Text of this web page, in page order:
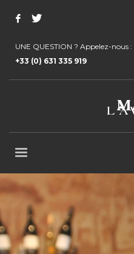
UNE QUESTION ? Appelez-nous :
+33 (0) 631 335 919